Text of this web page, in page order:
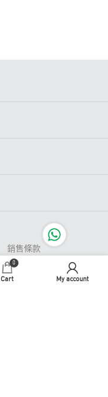
銷售條款
私隱條款
0
Cart My account